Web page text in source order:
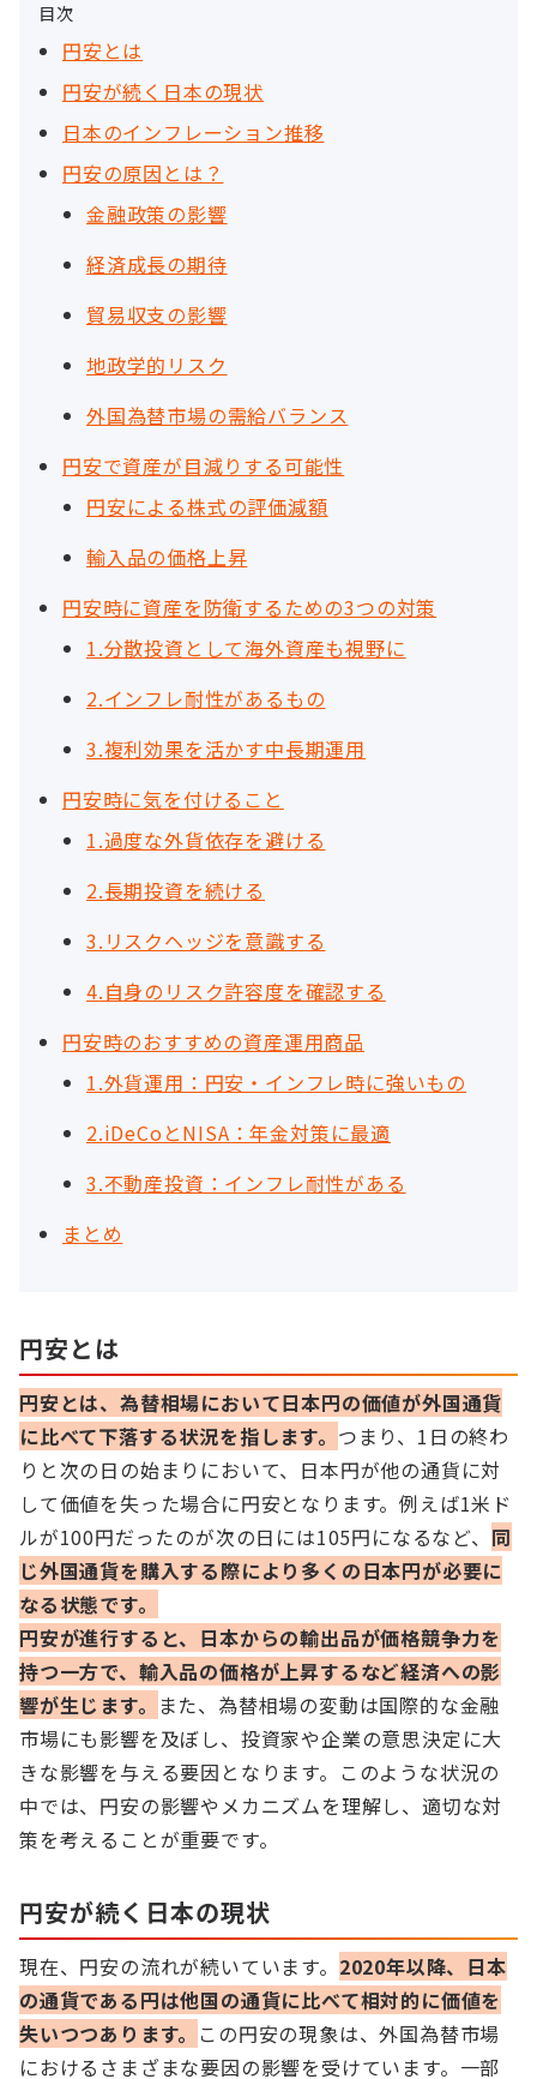
目次
円安とは
円安が続く日本の現状
日本のインフレーション推移
円安の原因とは？
金融政策の影響
経済成長の期待
貿易収支の影響
地政学的リスク
外国為替市場の需給バランス
円安で資産が目減りする可能性
円安による株式の評価減額
輸入品の価格上昇
円安時に資産を防衛するための3つの対策
1.分散投資として海外資産も視野に
2.インフレ耐性があるもの
3.複利効果を活かす中長期運用
円安時に気を付けること
1.過度な外貨依存を避ける
2.長期投資を続ける
3.リスクヘッジを意識する
4.自身のリスク許容度を確認する
円安時のおすすめの資産運用商品
1.外貨運用：円安・インフレ時に強いもの
2.iDeCoとNISA：年金対策に最適
3.不動産投資：インフレ耐性がある
まとめ
円安とは
円安とは、為替相場において日本円の価値が外国通貨
に比べて下落する状況を指します。 つまり、1日の終わ
りと次の日の始まりにおいて、日本円が他の通貨に対
して価値を失った場合に円安となります。例えば1米ド
ルが100円だったのが次の日には105円になるなど、 同
じ外国通貨を購入する際により多くの日本円が必要に
なる状態です。
円安が進行すると、日本からの輸出品が価格競争力を
持つ一方で、輸入品の価格が上昇するなど経済への影
響が生じます。 また、為替相場の変動は国際的な金融
市場にも影響を及ぼし、投資家や企業の意思決定に大
きな影響を与える要因となります。このような状況の
中では、円安の影響やメカニズムを理解し、適切な対
策を考えることが重要です。
円安が続く日本の現状
現在、円安の流れが続いています。 2020年以降、日本
の通貨である円は他国の通貨に比べて相対的に価値を
失いつつあります。 この円安の現象は、外国為替市場
におけるさまざまな要因の影響を受けています。一部